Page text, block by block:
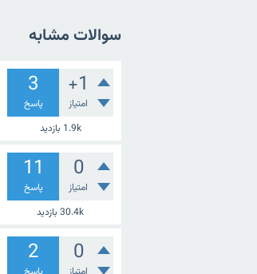
سوالات مشابه
+1
امتیاز
3
پاسخ
1.9k بازدید
0
امتیاز
11
پاسخ
30.4k بازدید
0
2